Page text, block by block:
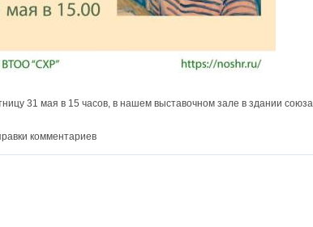
31 мая в 15 часов, в нашем выставочном зале в здании союза.
комментариев